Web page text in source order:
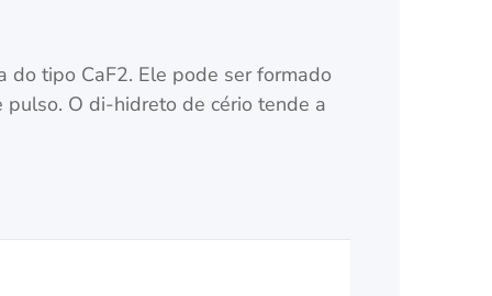
tipo CaF2. Ele pode ser formado
O di-hidreto de cério tende a